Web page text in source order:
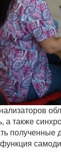
а также
полученные